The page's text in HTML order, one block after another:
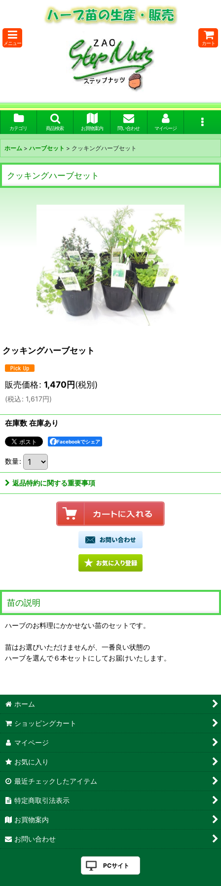
メニュー カート
カテゴリ 商品検索 お買物案内 問い合わせ マイページ
ホーム > ハーブセット > クッキングハーブセット
クッキングハーブセット
クッキングハーブセット
販売価格: 1,470円(税別)
(税込: 1,617円)
在庫数 在庫あり
Facebookでシェア
数量:
返品特約に関する重要事項
苗の説明
ハーブのお料理にかかせない苗のセットです。
苗はお選びいただけませんが、一番良い状態の
ハーブを選んで６本セットにしてお届けいたします。
ホーム
ショッピングカート
マイページ
お気に入り
最近チェックしたアイテム
特定商取引法表示
お買物案内
お問い合わせ
PCサイト